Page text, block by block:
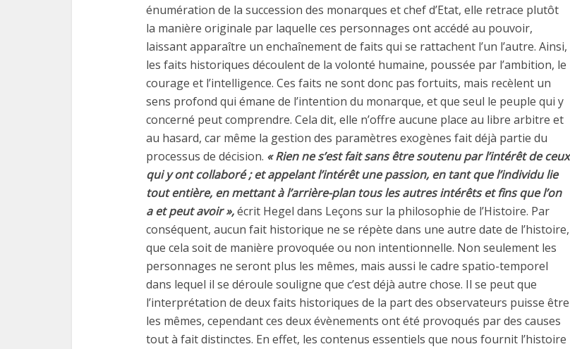
énumération de la succession des monarques et chef d’Etat, elle retrace plutôt
la manière originale par laquelle ces personnages ont accédé au pouvoir,
laissant apparaître un enchaînement de faits qui se rattachent l’un l’autre. Ainsi,
les faits historiques découlent de la volonté humaine, poussée par l’ambition, le
courage et l’intelligence. Ces faits ne sont donc pas fortuits, mais recèlent un
sens profond qui émane de l’intention du monarque, et que seul le peuple qui y
concerné peut comprendre. Cela dit, elle n’offre aucune place au libre arbitre et
au hasard, car même la gestion des paramètres exogènes fait déjà partie du
processus de décision. « Rien ne s’est fait sans être soutenu par l’intérêt de ceux
qui y ont collaboré ; et appelant l’intérêt une passion, en tant que l’individu lie
tout entière, en mettant à l’arrière-plan tous les autres intérêts et fins que l’on
a et peut avoir »,écrit Hegel dans Leçons sur la philosophie de l’Histoire. Par
conséquent, aucun fait historique ne se répète dans une autre date de l’histoire,
que cela soit de manière provoquée ou non intentionnelle. Non seulement les
personnages ne seront plus les mêmes, mais aussi le cadre spatio-temporel
dans lequel il se déroule souligne que c’est déjà autre chose. Il se peut que
l’interprétation de deux faits historiques de la part des observateurs puisse être
les mêmes, cependant ces deux évènements ont été provoqués par des causes
tout à fait distinctes. En effet, les contenus essentiels que nous fournit l’histoire